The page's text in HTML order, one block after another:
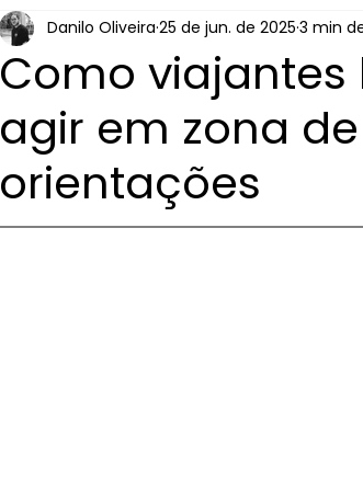
Como
agir em zona
orientações
Danilo Oliveira 25 de jun. de 2025 3 min